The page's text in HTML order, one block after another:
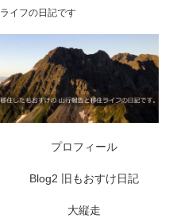
イフの日記です
プロフィール
Blog2 旧もおすけ日記
大縦走